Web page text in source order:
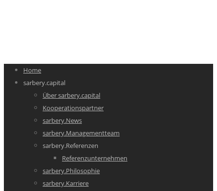
Home
sarbery.capital
Über sarbery.capital
Kooperationspartner
sarbery.News
sarbery.Managementteam
sarbery.Referenzen
Referenzunternehmen
sarbery.Philosophie
sarbery.Karriere